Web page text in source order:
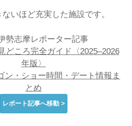
いほど充実した施設です。
勢志摩レポーター記事
どころ完全ガイド〈2025–2026
年版〉
ン・ショー時間・デート情報ま
とめ
レポート記事へ移動 >